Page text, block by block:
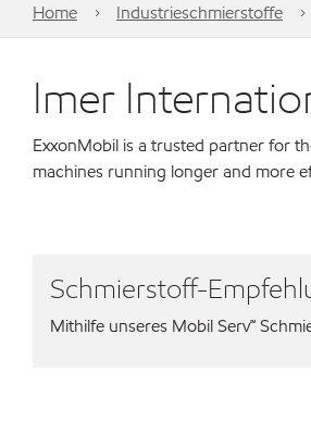
Home Industrieschmierstoffe
Imer
ExxonMobil is a trusted partner for
machines running longer and more
Schmierstoff-
Mithilfe unseres Mobil Serv℠